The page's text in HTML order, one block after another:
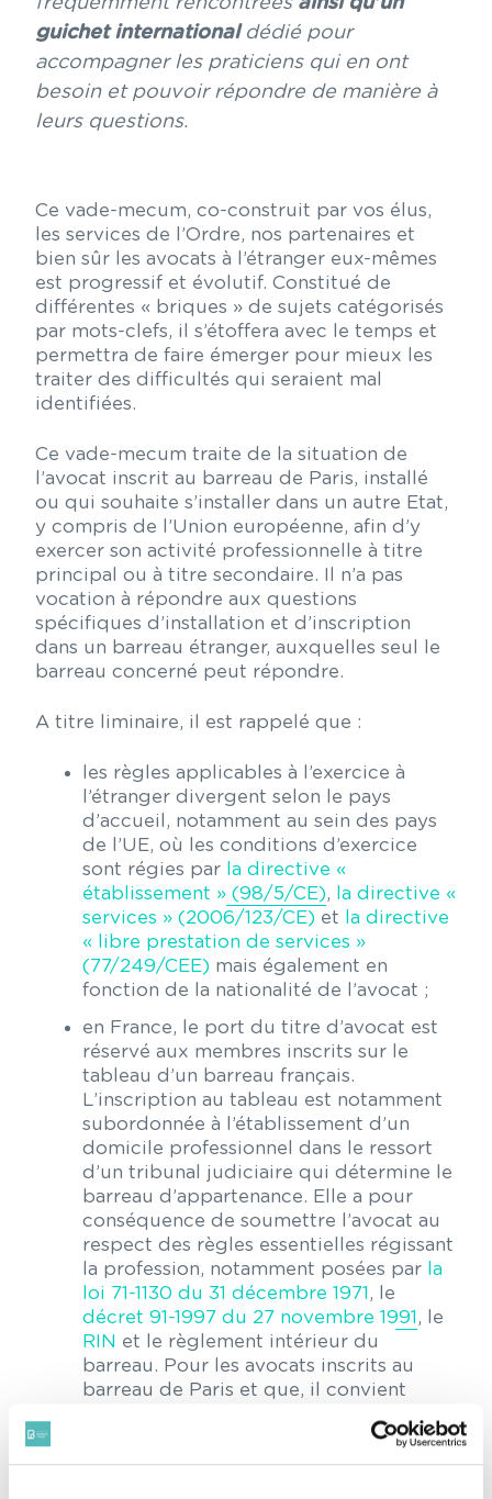
guichet international dédié pour
accompagner les praticiens qui en ont
besoin et pouvoir répondre de manière à
leurs questions.
Ce vade-mecum, co-construit par vos élus,
les services de l’Ordre, nos partenaires et
bien sûr les avocats à l’étranger eux-mêmes
est progressif et évolutif. Constitué de
différentes « briques » de sujets catégorisés
par mots-clefs, il s’étoffera avec le temps et
permettra de faire émerger pour mieux les
traiter des difficultés qui seraient mal
identifiées.
Ce vade-mecum traite de la situation de
l’avocat inscrit au barreau de Paris, installé
ou qui souhaite s’installer dans un autre Etat,
y compris de l’Union européenne, afin d’y
exercer son activité professionnelle à titre
principal ou à titre secondaire. Il n’a pas
vocation à répondre aux questions
spécifiques d’installation et d’inscription
dans un barreau étranger, auxquelles seul le
barreau concerné peut répondre.
A titre liminaire, il est rappelé que :
les règles applicables à l’exercice à
l’étranger divergent selon le pays
d’accueil, notamment au sein des pays
de l’UE, où les conditions d’exercice
sont régies par la directive «
établissement » (98/5/CE),
la directive «
services » (2006/123/CE) et
la directive
« libre prestation de services »
(77/249/CEE) mais également en
fonction de la nationalité de l’avocat ;
en France, le port du titre d’avocat est
réservé aux membres inscrits sur le
tableau d’un barreau français.
L’inscription au tableau est notamment
subordonnée à l’établissement d’un
domicile professionnel dans le ressort
d’un tribunal judiciaire qui détermine le
barreau d’appartenance. Elle a pour
conséquence de soumettre l’avocat au
respect des règles essentielles régissant
la profession, notamment posées par la
loi 71-1130 du 31 décembre 1971, le
décret 91-1997 du 27 novembre 1991, le
RIN et le règlement intérieur du
barreau. Pour les avocats inscrits au
barreau de Paris et que, il convient
, et notamment l’article P31
relatif au domicile professionnel.